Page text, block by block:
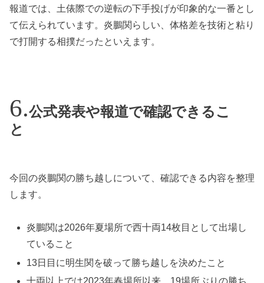
報道では、土俵際での逆転の下手投げが印象的な一番とし
て伝えられています。炎鵬関らしい、体格差を技術と粘り
で打開する相撲だったといえます。
公式発表や報道で確認できるこ
と
今回の炎鵬関の勝ち越しについて、確認できる内容を整理
します。
炎鵬関は2026年夏場所で西十両14枚目として出場し
ていること
13日目に明生関を破って勝ち越しを決めたこと
十両以上では2023年春場所以来、19場所ぶりの勝ち